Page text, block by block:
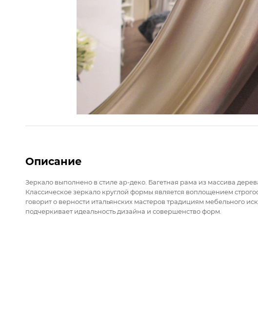
Описание
Зеркало выполнено в стиле ар-деко. Багетная рама из массива
Классическое зеркало круглой формы является воплощением
говорит о верности итальянских мастеров традициям мебельного
подчеркивает идеальность дизайна и совершенство форм.